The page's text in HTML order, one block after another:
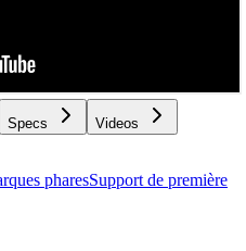
Specs Videos
pharesSupport de première